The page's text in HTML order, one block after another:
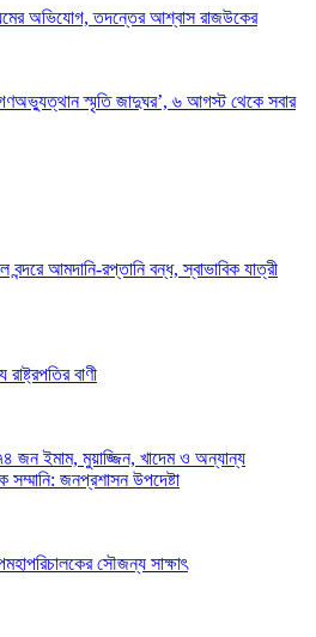
অভিযোগ, তদন্তের আশ্বাস রাজউকের
স্মৃতি জাদুঘর’, ৬ আগস্ট থেকে সবার
আমদানি-রপ্তানি বন্ধ, স্বাভাবিক যাত্রী
বাণী
জন ইমাম, মুয়াজ্জিন, খাদেম ও অন্যান্য
সম্মানি: জনপ্রশাসন উপদেষ্টা
সৌজন্য সাক্ষাৎ